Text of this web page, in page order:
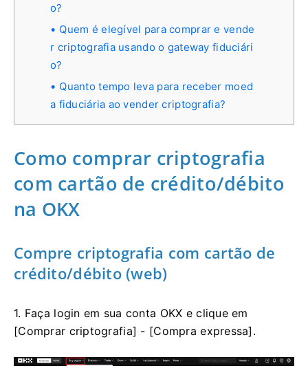
o?
Quem é elegível para comprar e vende
r criptografia usando o gateway fiduciári
o?
Quanto tempo leva para receber moed
a fiduciária ao vender criptografia?
Como comprar criptografia
com cartão de crédito/débito
na OKX
Compre criptografia com cartão de
crédito/débito (web)
1. Faça login em sua conta OKX e clique em
[Comprar criptografia] - [Compra expressa].